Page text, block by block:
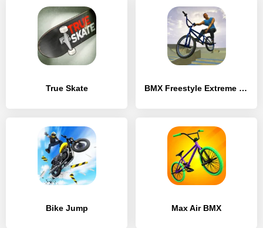
True Skate BMX Freestyle Extreme 3D
Bike Jump Max Air BMX